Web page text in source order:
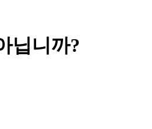
닙니까?